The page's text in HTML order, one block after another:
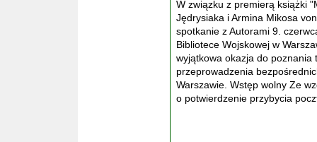
W związku z premierą książki
Jędrysiaka i Armina Mikosa
spotkanie z Autorami 9.
Bibliotece Wojskowej w
wyjątkowa okazja do poznania
przeprowadzenia
Warszawie. Wstęp wolny Ze
o potwierdzenie przybycia